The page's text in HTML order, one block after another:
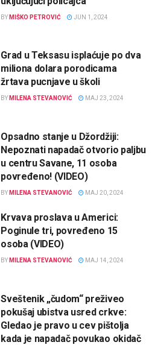
BY MIŠKO PETROVIĆ JUN 1, 2024
Grad u Teksasu isplaćuje po dva
miliona dolara porodicama
žrtava pucnjave u školi
BY MILENA STEVANOVIĆ MAJ 23, 2024
Opsadno stanje u Džordžiji:
Nepoznati napadač otvorio paljbu
u centru Savane, 11 osoba
povređeno! (VIDEO)
BY MILENA STEVANOVIĆ MAJ 20, 2024
Krvava proslava u Americi:
Poginule tri, povređeno 15
osoba (VIDEO)
BY MILENA STEVANOVIĆ MAJ 14, 2024
Sveštenik „čudom“ preživeo
pokušaj ubistva usred crkve:
Gledao je pravo u cev pištolja
kada je napadač povukao okidač